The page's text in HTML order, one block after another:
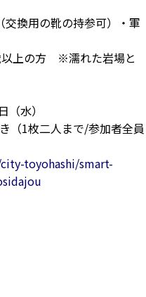
換用の靴の持参可）・軍
以上の方 ※濡れた岩場と
水）
（1枚二人まで/参加者全員
toyohashi/smart-